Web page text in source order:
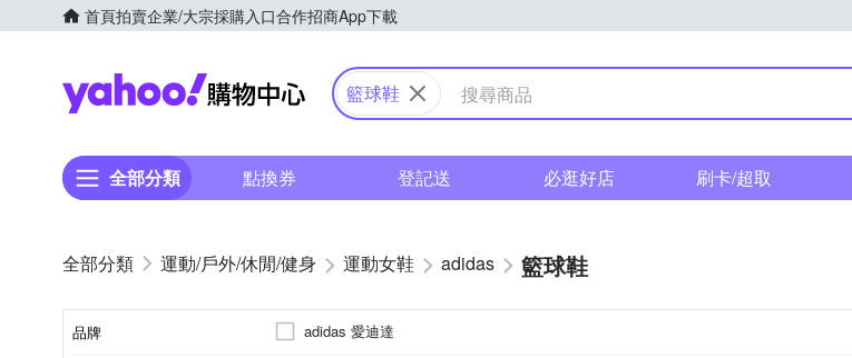
首頁拍賣企業/大宗採購入口合作招商App下載
Yahoo購物中心
籃球鞋
全部分類 點換券 登記送 必逛好店 刷卡/超取
運動/戶外/休閒/健身 運動女鞋 adidas 籃球鞋
品牌 adidas 愛迪達